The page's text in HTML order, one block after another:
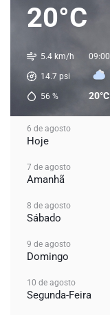
20°C
5.4 km/h
14.7 psi
56 %
09:00
20°C
6 de agosto
Hoje
7 de agosto
Amanhã
8 de agosto
Sábado
9 de agosto
Domingo
10 de agosto
Segunda-Feira